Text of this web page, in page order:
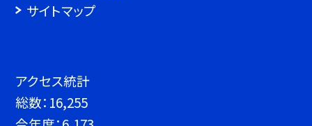
サイトマップ
アクセス統計
総数： 16,255